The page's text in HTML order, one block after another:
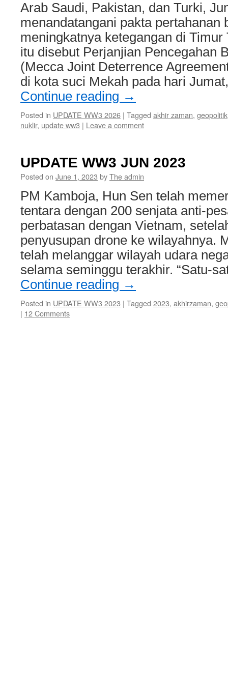
Arab Saudi, Pakistan, dan Turki,
menandatangani pakta pertahanan
meningkatnya ketegangan di Timur
itu disebut Perjanjian Pencegahan
(Mecca Joint Deterrence
di kota suci Mekah pada hari
Continue reading →
Posted in UPDATE WW3 2026 | Tagged akhir zaman, geopolitik
nuklir, update ww3 | Leave a comment
UPDATE WW3 JUN 2023
Posted on June 1, 2023 byThe admin
PM Kamboja, Hun Sen telah
tentara dengan 200 senjata anti-
perbatasan dengan Vietnam,
penyusupan drone ke wilayahnya.
telah melanggar wilayah udara
selama seminggu terakhir. “Satu-
Continue reading →
Posted in UPDATE WW3 2023 | Tagged 2023, akhirzaman,
| 12 Comments